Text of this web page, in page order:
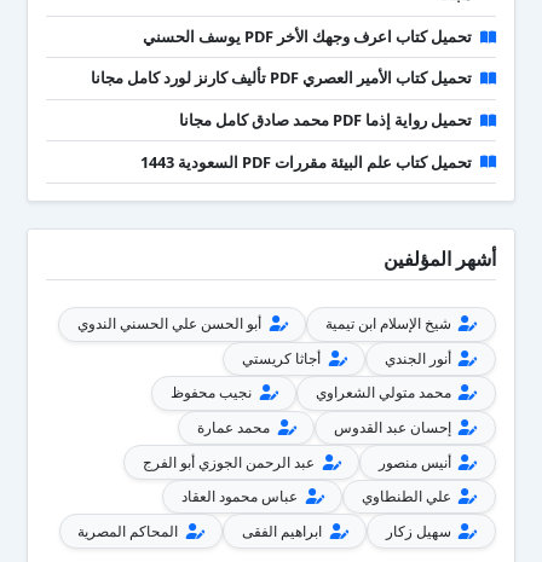
تحميل كتاب اعرف وجهك الأخر PDF يوسف الحسني
تحميل كتاب الأمير العصري PDF تأليف كارنز لورد كامل مجانا
تحميل رواية إذما PDF محمد صادق كامل مجانا
تحميل كتاب علم البيئة مقررات PDF السعودية 1443
أشهر المؤلفين
شيخ الإسلام ابن تيمية
أبو الحسن علي الحسني الندوي
أنور الجندي
أجاثا كريستي
محمد متولي الشعراوي
نجيب محفوظ
إحسان عبد القدوس
محمد عمارة
أنيس منصور
عبد الرحمن الجوزي أبو الفرج
علي الطنطاوي
عباس محمود العقاد
سهيل زكار
ابراهيم الفقى المحاكم المصرية